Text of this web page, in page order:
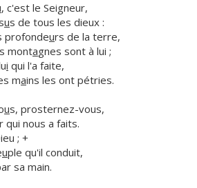
, c'est le Seigneur,
us de tous les dieux :
profondeurs de la terre,
montagnes sont à lui ;
i qui l'a faite,
mains les ont pétries.
us, prosternez-vous,
r qui nous a faits.
; +
uple qu'il conduit,
sa main.